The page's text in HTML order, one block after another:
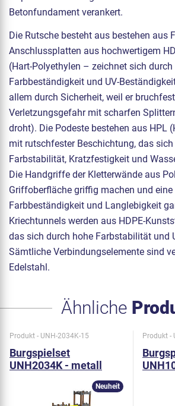
Betonfundament verankert.
Die Rutsche besteht aus bestehen aus
Anschlussplatten aus hochwertigem
(Hart-Polyethylen – zeichnet sich durch
Farbbeständigkeit und UV-
allem durch Sicherheit, weil er
Verletzungsgefahr mit scharfen
droht). Die Podeste bestehen aus HPL
mit rutschfester Beschichtung, das
Farbstabilität, Kratzfestigkeit und
Die Handgriffe der Kletterwände aus
Griffoberfläche griffig machen und eine
Farbbeständigkeit und Langlebigkeit
Kriechtunnels werden aus HDPE-
das sich durch hohe Farbstabilität und
Sämtliche Verbindungselemente sind
Edelstahl.
Ähnliche
Produkt - UNH-2034K-15
Burgspielset
UNH2034K - metall
Neuheit
Produkt -